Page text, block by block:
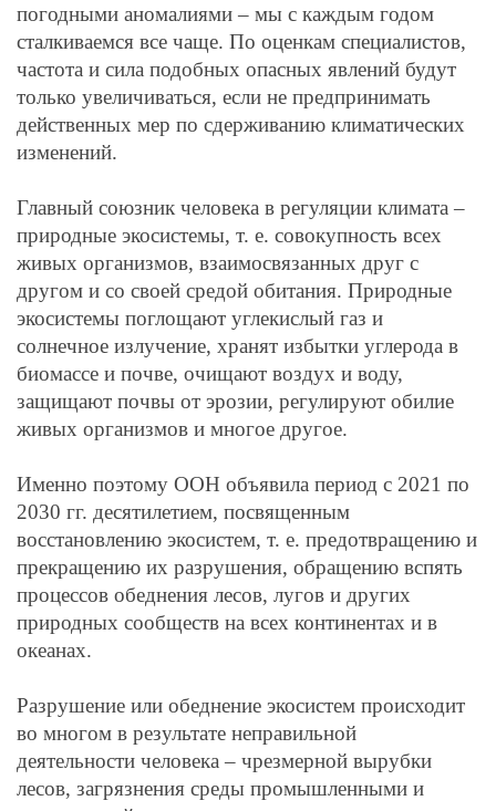
погодными аномалиями – мы с каждым годом
сталкиваемся все чаще. По оценкам специалистов,
частота и сила подобных опасных явлений будут
только увеличиваться, если не предпринимать
действенных мер по сдерживанию климатических
изменений.
Главный союзник человека в регуляции климата –
природные экосистемы, т. е. совокупность всех
живых организмов, взаимосвязанных друг с
другом и со своей средой обитания. Природные
экосистемы поглощают углекислый газ и
солнечное излучение, хранят избытки углерода в
биомассе и почве, очищают воздух и воду,
защищают почвы от эрозии, регулируют обилие
живых организмов и многое другое.
Именно поэтому ООН объявила период с 2021 по
2030 гг. десятилетием, посвященным
восстановлению экосистем, т. е. предотвращению и
прекращению их разрушения, обращению вспять
процессов обеднения лесов, лугов и других
природных сообществ на всех континентах и в
океанах.
Разрушение или обеднение экосистем происходит
во многом в результате неправильной
деятельности человека – чрезмерной вырубки
лесов, загрязнения среды промышленными и